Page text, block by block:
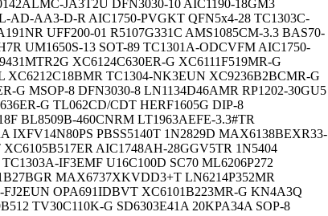
JA3T2U DFN3030-10 AIC1190-18GM3
AD-AA3-D-R AIC1750-PVGKT QFN5x4-28 TC1303C-
UFF200-01 R5107G331C AMS1085CM-3.3 BAS70-
UM1650S-13 SOT-89 TC1301A-ODCVFM AIC1750-
XC6124C630ER-G XC6111F519MR-G
XC6212C18BMR TC1304-NK3EUN XC9236B2BCMR-G
G MSOP-8 DFN3030-8 LN1134D46AMR RP1202-30GU5
G TL062CD/CDT HERF1605G DIP-8
BL8509B-460CNRM LT1963AEFE-3.3#TR
IXFV14N80PS PBSS5140T 1N2829D MAX6138BEXR33-
AIC1748AH-28GGV5TR 1N5404
IF3EMF U16C100D SC70 ML6206P272
MAX6737XKVDD3+T LN6214P352MR
FJ2EUN OPA691IDBVT XC6101B223MR-G KN4A3Q
TV30C110K-G SD6303E41A 20KPA34A SOP-8